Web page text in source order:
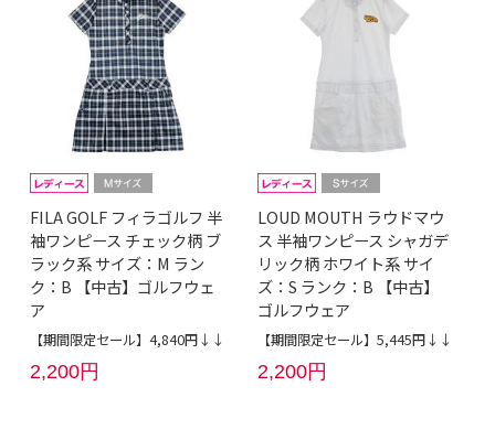
FILA GOLF フィラゴルフ 半
袖ワンピース チェック柄 ブ
ラック系 サイズ：M ラン
ク：B 【中古】ゴルフウェ
ア
【期間限定セール】4,840円↓↓
2,200円
LOUD MOUTH ラウドマウ
ス 半袖ワンピース シャガデ
リック柄 ホワイト系 サイ
ズ：S ランク：B 【中古】
ゴルフウェア
【期間限定セール】5,445円↓↓
2,200円